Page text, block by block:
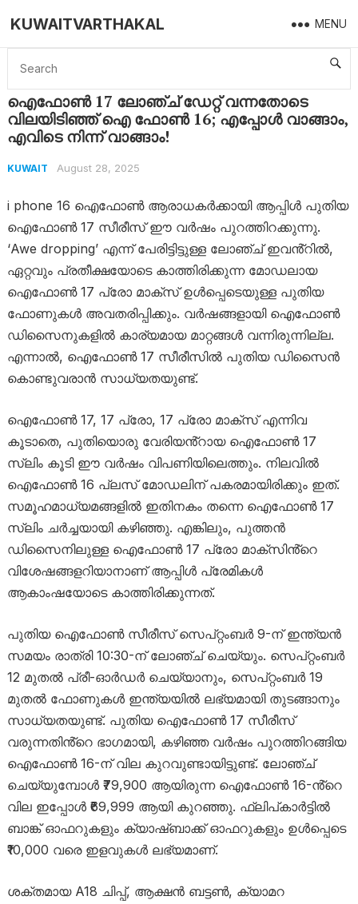
KUWAITVARTHAKAL MENU
Home Kuwait ഐഫോൺ 17 ലോഞ്ച് ഡേറ്റ് വന്നതോടെ വിലയിടിഞ്ഞ് ഐ ഫോൺ 16; എപ്പോൾ വാങ്ങാം, എവിടെ നിന്ന് വാങ്ങാം!
ഐഫോൺ 17 ലോഞ്ച് ഡേറ്റ് വന്നതോടെ
വിലയിടിഞ്ഞ് ഐ ഫോൺ 16; എപ്പോൾ വാങ്ങാം,
എവിടെ നിന്ന് വാങ്ങാം!
KUWAIT August 28, 2025
i phone 16 ഐഫോൺ ആരാധകർക്കായി ആപ്പിൾ പുതിയ
ഐഫോൺ 17 സീരീസ് ഈ വർഷം പുറത്തിറക്കുന്നു.
‘Awe dropping’ എന്ന് പേരിട്ടിട്ടുള്ള ലോഞ്ച് ഇവൻ്റിൽ,
ഏറ്റവും പ്രതീക്ഷയോടെ കാത്തിരിക്കുന്ന മോഡലായ
ഐഫോൺ 17 പ്രോ മാക്സ് ഉൾപ്പെടെയുള്ള പുതിയ
ഫോണുകൾ അവതരിപ്പിക്കും. വർഷങ്ങളായി ഐഫോൺ
ഡിസൈനുകളിൽ കാര്യമായ മാറ്റങ്ങൾ വന്നിരുന്നില്ല.
എന്നാൽ, ഐഫോൺ 17 സീരീസിൽ പുതിയ ഡിസൈൻ
കൊണ്ടുവരാൻ സാധ്യതയുണ്ട്.
ഐഫോൺ 17, 17 പ്രോ, 17 പ്രോ മാക്സ് എന്നിവ
കൂടാതെ, പുതിയൊരു വേരിയൻ്റായ ഐഫോൺ 17
സ്ലിം കൂടി ഈ വർഷം വിപണിയിലെത്തും. നിലവിൽ
ഐഫോൺ 16 പ്ലസ് മോഡലിന് പകരമായിരിക്കും ഇത്.
സമൂഹമാധ്യമങ്ങളിൽ ഇതിനകം തന്നെ ഐഫോൺ 17
സ്ലിം ചർച്ചയായി കഴിഞ്ഞു. എങ്കിലും, പുത്തൻ
ഡിസൈനിലുള്ള ഐഫോൺ 17 പ്രോ മാക്സിൻ്റെ
വിശേഷങ്ങളറിയാനാണ് ആപ്പിൾ പ്രേമികൾ
ആകാംഷയോടെ കാത്തിരിക്കുന്നത്.
പുതിയ ഐഫോൺ സീരീസ് സെപ്റ്റംബർ 9-ന് ഇന്ത്യൻ
സമയം രാത്രി 10:30-ന് ലോഞ്ച് ചെയ്യും. സെപ്റ്റംബർ
12 മുതൽ പ്രീ-ഓർഡർ ചെയ്യാനും, സെപ്റ്റംബർ 19
മുതൽ ഫോണുകൾ ഇന്ത്യയിൽ ലഭ്യമായി തുടങ്ങാനും
സാധ്യതയുണ്ട്. പുതിയ ഐഫോൺ 17 സീരീസ്
വരുന്നതിൻ്റെ ഭാഗമായി, കഴിഞ്ഞ വർഷം പുറത്തിറങ്ങിയ
ഐഫോൺ 16-ന് വില കുറവുണ്ടായിട്ടുണ്ട്. ലോഞ്ച്
ചെയ്യുമ്പോൾ ₹79,900 ആയിരുന്ന ഐഫോൺ 16-ൻ്റെ
വില ഇപ്പോൾ ₹69,999 ആയി കുറഞ്ഞു. ഫ്ലിപ്കാർട്ടിൽ
ബാങ്ക് ഓഫറുകളും ക്യാഷ്ബാക്ക് ഓഫറുകളും ഉൾപ്പെടെ
₹10,000 വരെ ഇളവുകൾ ലഭ്യമാണ്.
ശക്തമായ A18 ചിപ്പ്, ആക്ഷൻ ബട്ടൺ, ക്യാമറ